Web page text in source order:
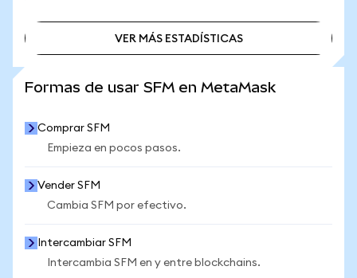
VER MÁS ESTADÍSTICAS
Formas de usar SFM en MetaMask
Comprar SFM
Empieza en pocos pasos.
Vender SFM
Cambia SFM por efectivo.
Intercambiar SFM
Intercambia SFM en y entre blockchains.